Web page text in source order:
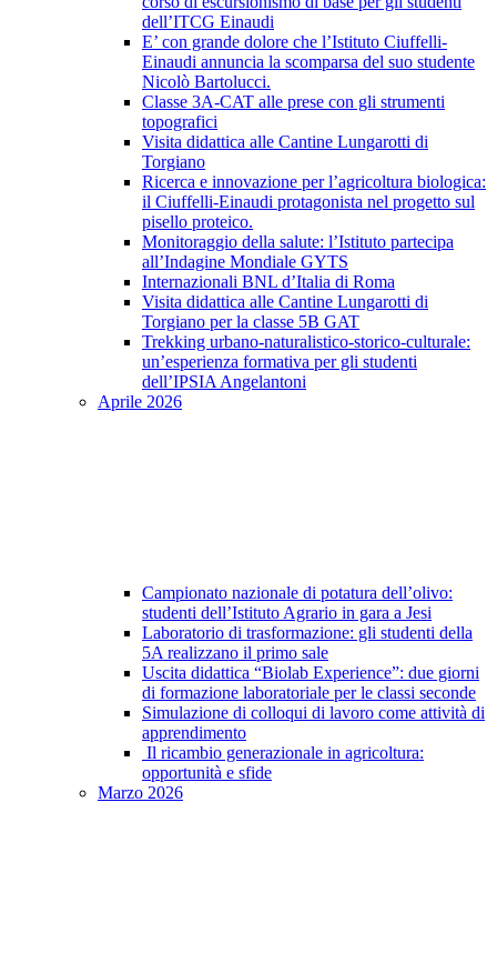
dell’ITCG Einaudi
E’ con grande dolore che l’Istituto Ciuffelli-
Einaudi annuncia la scomparsa del suo studente
Nicolò Bartolucci.
Classe 3A-CAT alle prese con gli strumenti
topografici
Visita didattica alle Cantine Lungarotti di
Torgiano
Ricerca e innovazione per l’agricoltura biologica:
il Ciuffelli-Einaudi protagonista nel progetto sul
pisello proteico.
Monitoraggio della salute: l’Istituto partecipa
all’Indagine Mondiale GYTS
Internazionali BNL d’Italia di Roma
Visita didattica alle Cantine Lungarotti di
Torgiano per la classe 5B GAT
Trekking urbano-naturalistico-storico-culturale:
un’esperienza formativa per gli studenti
dell’IPSIA Angelantoni
Aprile 2026
Campionato nazionale di potatura dell’olivo:
studenti dell’Istituto Agrario in gara a Jesi
Laboratorio di trasformazione: gli studenti della
5A realizzano il primo sale
Uscita didattica “Biolab Experience”: due giorni
di formazione laboratoriale per le classi seconde
Simulazione di colloqui di lavoro come attività di
apprendimento
Il ricambio generazionale in agricoltura:
opportunità e sfide
Marzo 2026